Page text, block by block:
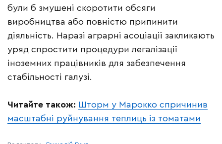
були б змушені скоротити обсяги
виробництва або повністю припинити
діяльність. Наразі аграрні асоціації закликають
уряд спростити процедури легалізації
іноземних працівників для забезпечення
стабільності галузі.
Читайте також: Шторм у Марокко спричинив
масштабні руйнування теплиць із томатами